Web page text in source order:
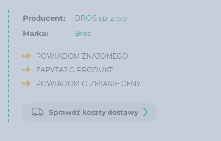
Producent:
BROS sp. z o.o
Marka:
Bros
POWIADOM ZNAJOMEGO
ZAPYTAJ O PRODUKT
POWIADOM O ZMIANIE CENY
Sprawdź koszty dostawy